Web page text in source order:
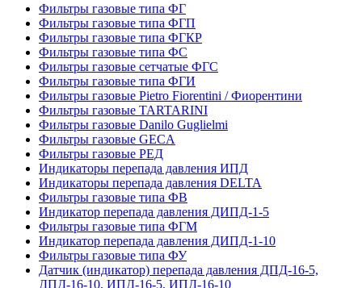
Фильтры газовые типа ФГ
Фильтры газовые типа ФГП
Фильтры газовые типа ФГКР
Фильтры газовые типа ФС
Фильтры газовые сетчатые ФГС
Фильтры газовые типа ФГИ
Фильтры газовые Pietro Fiorentini / Фиорентини
Фильтры газовые TARTARINI
Фильтры газовые Danilo Guglielmi
Фильтры газовые GECA
Фильтры газовые РЕД
Индикаторы перепада давления ИПД
Индикаторы перепада давления DELTA
Фильтры газовые типа ФВ
Индикатор перепада давления ДИПД-1-5
Фильтры газовые типа ФГМ
Индикатор перепада давления ДИПД-1-10
Фильтры газовые типа ФУ
Датчик (индикатор) перепада давления ДПД-16-5,
ДПД-16-10, ИПД-16-5, ИПД-16-10